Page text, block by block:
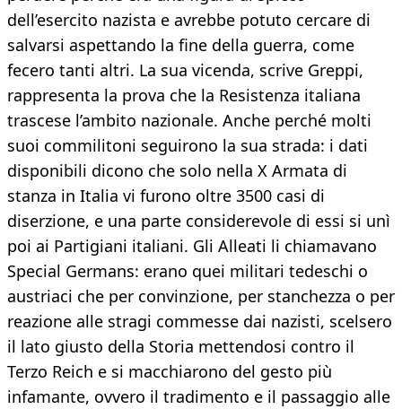
dell’esercito nazista e avrebbe potuto cercare di
salvarsi aspettando la fine della guerra, come
fecero tanti altri. La sua vicenda, scrive Greppi,
rappresenta la prova che la Resistenza italiana
trascese l’ambito nazionale. Anche perché molti
suoi commilitoni seguirono la sua strada: i dati
disponibili dicono che solo nella X Armata di
stanza in Italia vi furono oltre 3500 casi di
diserzione, e una parte considerevole di essi si unì
poi ai Partigiani italiani. Gli Alleati li chiamavano
Special Germans: erano quei militari tedeschi o
austriaci che per convinzione, per stanchezza o per
reazione alle stragi commesse dai nazisti, scelsero
il lato giusto della Storia mettendosi contro il
Terzo Reich e si macchiarono del gesto più
infamante, ovvero il tradimento e il passaggio alle